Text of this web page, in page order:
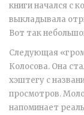
книги начался с
выкладывала
Вот так
Следующая
Колосова. Она
хэштегу с
просмотров.
напоминает